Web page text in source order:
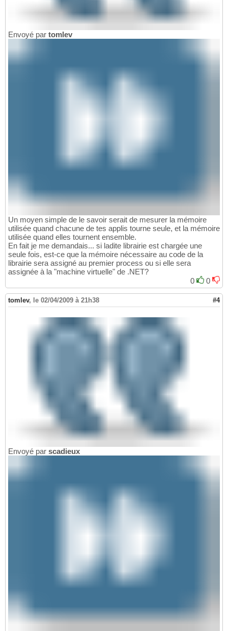
Envoyé par tomlev
Un moyen simple de le savoir serait de mesurer la mémoire
utilisée quand chacune de tes applis tourne seule, et la mémoire
utilisée quand elles tournent ensemble.
En fait je me demandais... si ladite librairie est chargée une
seule fois, est-ce que la mémoire nécessaire au code de la
librairie sera assigné au premier process ou si elle sera
assignée à la "machine virtuelle" de .NET?
0
0
tomlev, le 02/04/2009 à 21h38 #4
Envoyé par scadieux